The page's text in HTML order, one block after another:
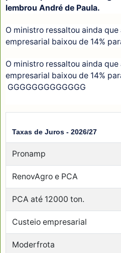
lembrou André de Paula.
O ministro ressaltou ainda
empresarial baixou de 14%
O ministro ressaltou ainda
empresarial baixou de 14%
GGGGGGGGGGGGG
Taxas de Juros - 2026/27
Pronamp
RenovAgro e PCA
PCA até 12000 ton.
Custeio empresarial
Moderfrota